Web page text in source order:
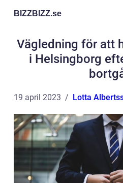
BIZZBIZZ.se
Vägledning för att
i Helsingborg
19 april 2023 Lotta